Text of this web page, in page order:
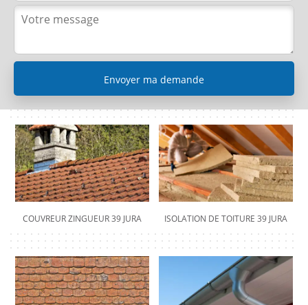
COUVREUR ZINGUEUR 39 JURA ISOLATION DE TOITURE 39 JURA